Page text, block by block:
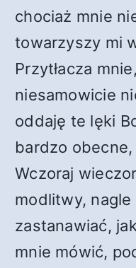
chociaż mnie
towarzyszy mi
Przytłacza
niesamowicie
oddaję te lęki
bardzo
Wczoraj
modlitwy, nagle
zastanawiać,
mnie mówić,